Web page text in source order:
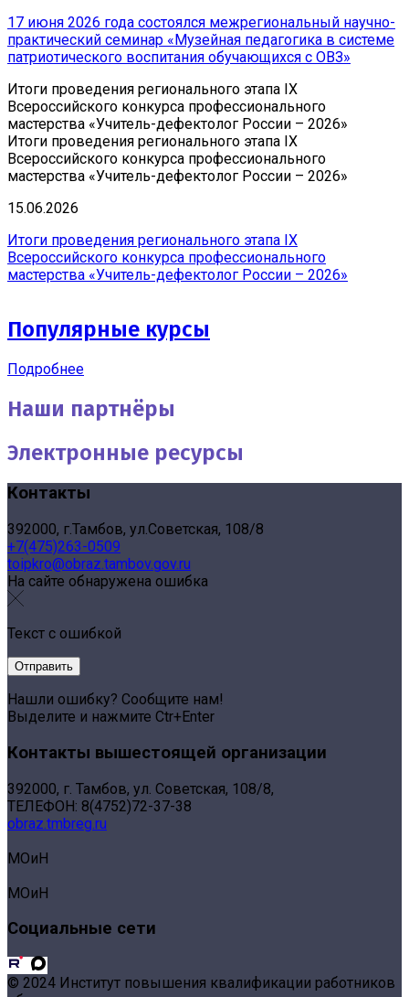
17 июня 2026 года состоялся межрегиональный научно-
практический семинар «Музейная педагогика в системе
патриотического воспитания обучающихся с ОВЗ»
Итоги проведения регионального этапа IX
Всероссийского конкурса профессионального
мастерства «Учитель-дефектолог России – 2026»
Итоги проведения регионального этапа IX
Всероссийского конкурса профессионального
мастерства «Учитель-дефектолог России – 2026»
15.06.2026
Итоги проведения регионального этапа IX
Всероссийского конкурса профессионального
мастерства «Учитель-дефектолог России – 2026»
Популярные курсы
Подробнее
Наши партнёры
Электронные ресурсы
Контакты
392000, г.Тамбов, ул.Советская, 108/8
+7(475)263-0509
toipkro@obraz.tambov.gov.ru
На сайте обнаружена ошибка
Текст с ошибкой
Нашли ошибку? Сообщите нам!
Выделите и нажмите Ctr+Enter
Контакты вышестоящей организации
392000, г. Тамбов, ул. Советская, 108/8,
ТЕЛЕФОН: 8(4752)72-37-38
obraz.tmbreg.ru
МОиН
МОиН
Социальные сети
© 2024 Институт повышения квалификации работников